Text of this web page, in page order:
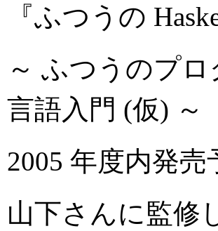
『ふつうの
～ ふつうのプ
言語入門 (仮) ～
2005 年度内発売
山下さんに監修